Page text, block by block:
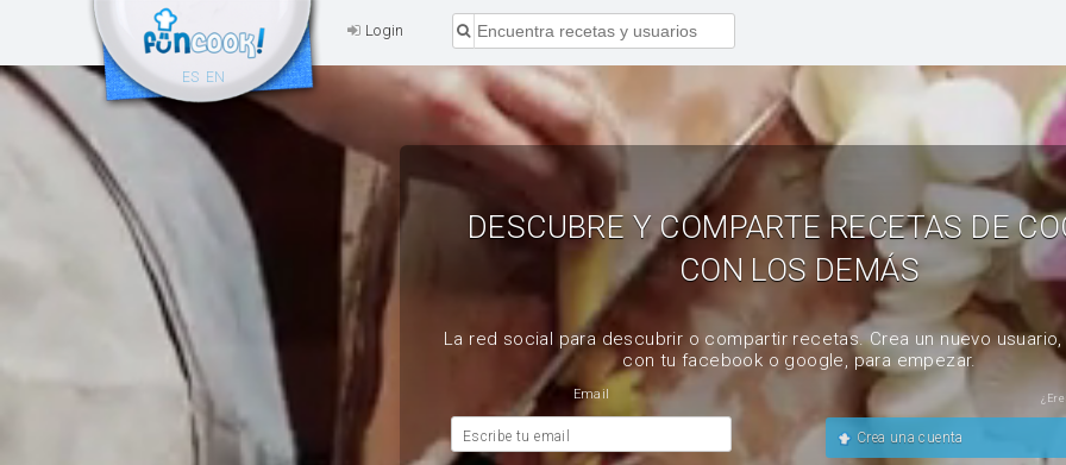
Login
ES EN
DESCUBRE Y COMPARTE RECETAS DE
CON LOS DEMÁS
La red social para descubrir o compartir recetas. Crea un nuevo
con tu facebook o google, para empezar.
Email
Escribe tu email Crea una cuenta